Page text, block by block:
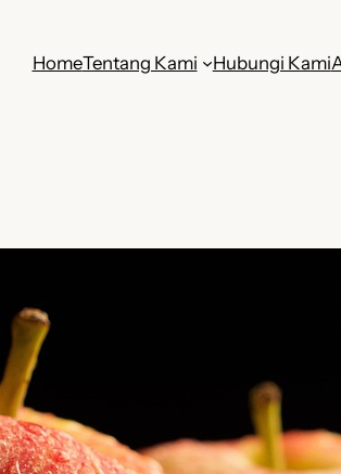
HomeTentang Kami Hubungi Kami